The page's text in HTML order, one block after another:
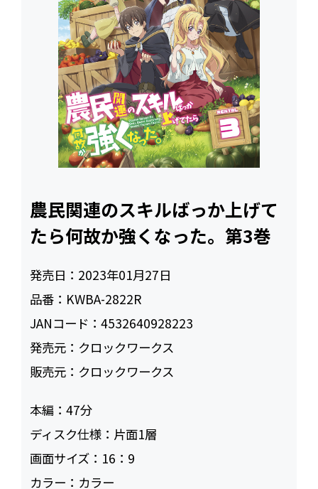
農民関連のスキルばっか上げて
たら何故か強くなった。第3巻
発売日： 2023年01月27日
品番： KWBA-2822R
JANコード：4532640928223
発売元： クロックワークス
販売元： クロックワークス
本編：47
ディスク仕様： 片面1層
画面サイズ： 16：9
カラー： カラー